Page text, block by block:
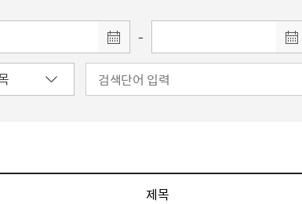
-
제목